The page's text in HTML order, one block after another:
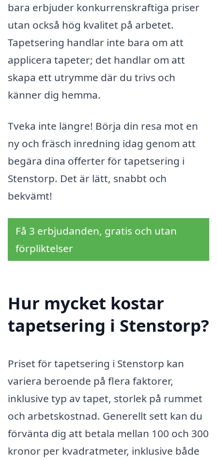
bara erbjuder konkurrenskraftiga priser
utan också hög kvalitet på arbetet.
Tapetsering handlar inte bara om att
applicera tapeter; det handlar om att
skapa ett utrymme där du trivs och
känner dig hemma.
Tveka inte längre! Börja din resa mot en
ny och fräsch inredning idag genom att
begära dina offerter för tapetsering i
Stenstorp. Det är lätt, snabbt och
bekvämt!
Få 3 erbjudanden, gratis och utan
förpliktelser
Hur mycket kostar
tapetsering i Stenstorp?
Priset för tapetsering i Stenstorp kan
variera beroende på flera faktorer,
inklusive typ av tapet, storlek på rummet
och arbetskostnad. Generellt sett kan du
förvänta dig att betala mellan 100 och 300
kronor per kvadratmeter, inklusive både